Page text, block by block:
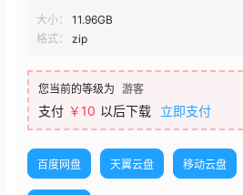
大小：
11.96GB
格式：
zip
您当前的等级为 游客
支付 ￥10 以后下载 立即支付
百度网盘 天翼云盘 移动云盘